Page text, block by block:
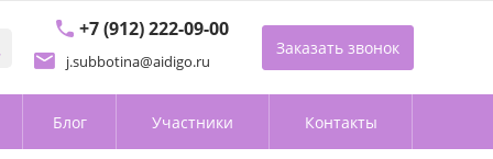
+7 (912) 222-09-00
j.subbotina@aidigo.ru
Заказать звонок
Блог Участники Контакты